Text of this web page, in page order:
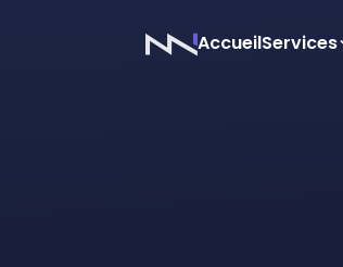
AccueilServices